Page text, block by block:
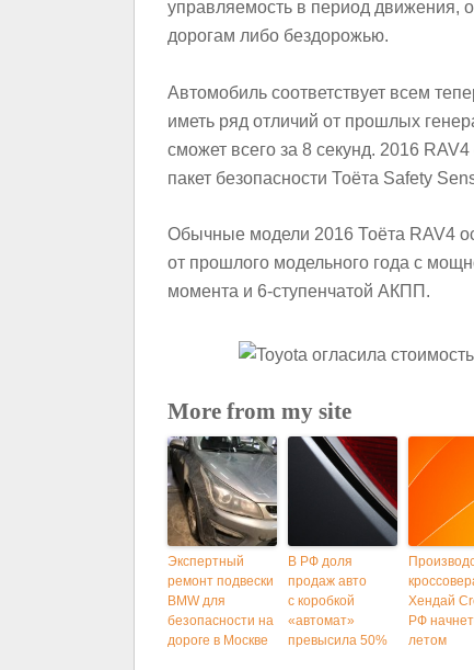
управляемость в период движения,
дорогам либо бездорожью.
Автомобиль соответствует всем
иметь ряд отличий от прошлых
сможет всего за 8 секунд. 2016
пакет безопасности Тоёта Safety
Обычные модели 2016 Тоёта RAV4
от прошлого модельного года с
момента и 6-ступенчатой АКПП.
More from my site
Экспертный
ремонт подвески
BMW для
безопасности на
дороге в Москве
В РФ доля
продаж авто
с коробкой
«автомат»
превысила 50%
Хендай
РФ
летом